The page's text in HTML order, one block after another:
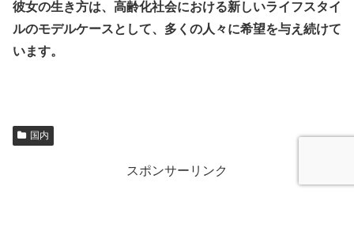
彼女の生き方は、高齢化社会における新しいライフスタイ
ルのモデルケースとして、多くの人々に希望を与え続けて
います。
国内
スポンサーリンク